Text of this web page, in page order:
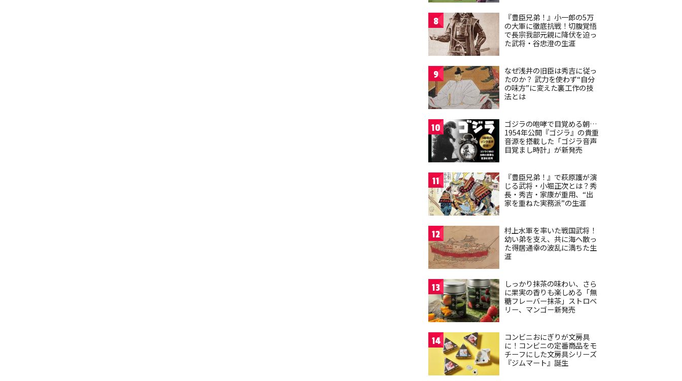
8
『豊臣兄弟！』小一郎の5万
の大軍に徹底抗戦！切腹覚悟
で長宗我部元親に降伏を迫っ
た武将・谷忠澄の生涯
9
なぜ浅井の旧臣は秀吉に従っ
たのか？ 武力を使わず“自分
の味方”に変えた裏工作の技
法とは
10
ゴジラの咆哮で目覚める朝…
1954年公開『ゴジラ』の貴重
音源を搭載した「ゴジラ音声
目覚まし時計」が新発売
11
『豊臣兄弟！』で萩原護が演
じる武将・小堀正次とは？秀
長・秀吉・家康が重用、“出
家を重ねた実務派”の生涯
12
村上水軍を率いた戦国武将！
幼い弟を支え、共に海へ散っ
た得居通幸の波乱に満ちた生
涯
13
しっかり抹茶の味わい、さら
に果実の香りも楽しめる「無
糖フレーバー抹茶」ストロベ
リー、マンゴー新発売
14
コンビニおにぎりが文房具
に！コンビニの定番商品をモ
チーフにした文房具シリーズ
『ジムマート』誕生